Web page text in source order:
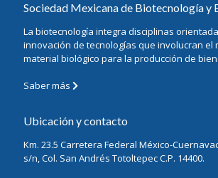
Sociedad Mexicana de Biotecnología y
La biotecnología integra disciplinas
innovación de tecnologías que involucran el
material biológico para la producción de
Saber más
Ubicación y contacto
Km. 23.5 Carretera Federal México-
s/n, Col. San Andrés Totoltepec C.P. 14400.